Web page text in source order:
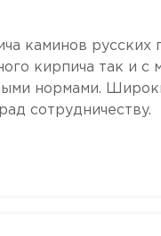
каминов русских
кирпича так и
нормами.
сотрудничеству.